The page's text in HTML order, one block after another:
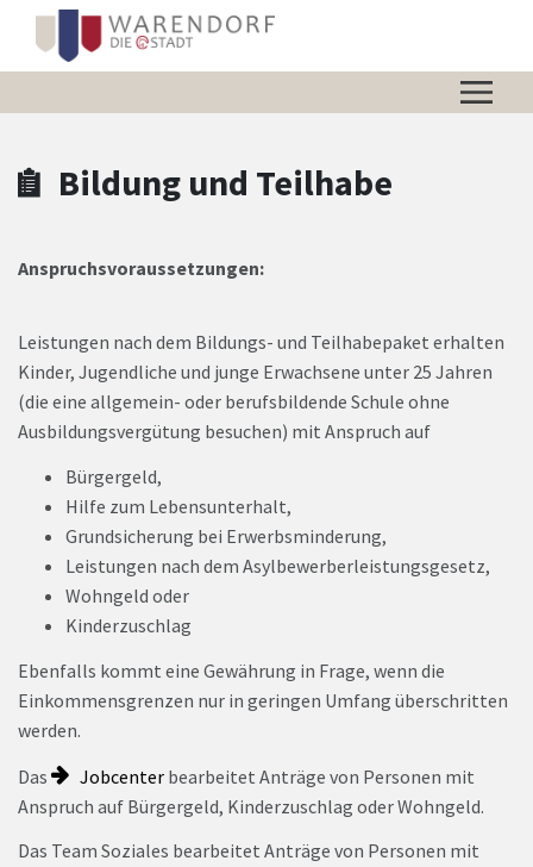
Zum Header
Zum Hauptinhalt
Zum Footer
Zum Hauptinhalt springen
Bildung und Teilhabe
Anspruchsvoraussetzungen:
Leistungen nach dem Bildungs- und Teilhabepaket erhalten
Kinder, Jugendliche und junge Erwachsene unter 25 Jahren
(die eine allgemein- oder berufsbildende Schule ohne
Ausbildungsvergütung besuchen) mit Anspruch auf
Bürgergeld,
Hilfe zum Lebensunterhalt,
Grundsicherung bei Erwerbsminderung,
Leistungen nach dem Asylbewerberleistungsgesetz,
Wohngeld oder
Kinderzuschlag
Ebenfalls kommt eine Gewährung in Frage, wenn die
Einkommensgrenzen nur in geringen Umfang überschritten
werden.
Das
Jobcenter bearbeitet Anträge von Personen mit
Anspruch auf Bürgergeld, Kinderzuschlag oder Wohngeld.
Das Team Soziales bearbeitet Anträge von Personen mit